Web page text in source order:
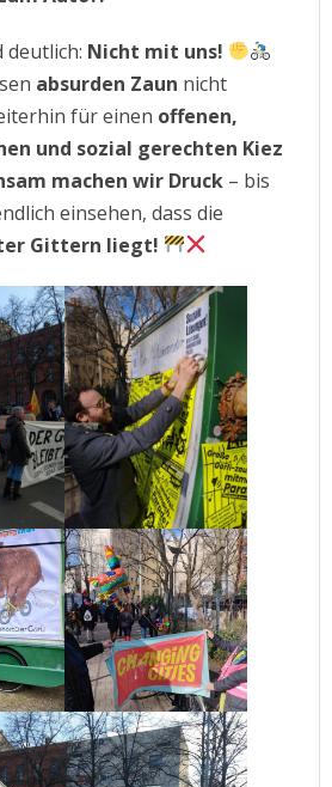
deutlich: Nicht mit uns!
absurden Zaun nicht
für einen offenen,
und sozial gerechten Kiez
machen wir Druck – bis
einsehen, dass die
Gittern liegt!